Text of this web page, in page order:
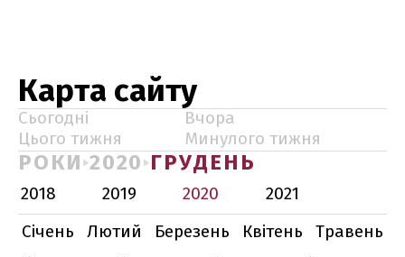
Карта сайту
Сьогодні
Вчора
Цього тижня
Минулого тижня
РОКИ 2020 ГРУДЕНЬ
2018 2019 2020
2021
Січень
Лютий Березень Квітень
Травень